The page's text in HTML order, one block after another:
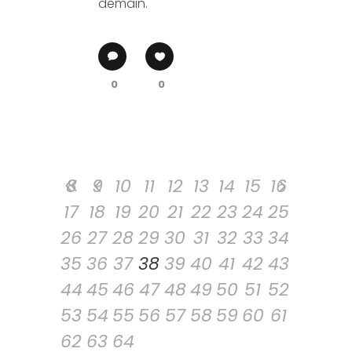
demain.
0 0
8 9 10 11 12 13 14 15 16
17 18 19 20 21 22 23 24 25
26 27 28 29 30 31 32 33 34
35 36 37 38 39 40 41 42 43
444546 47 4849 50 51 52
53 54 55 56 57 58 59 60 61
62 63 64